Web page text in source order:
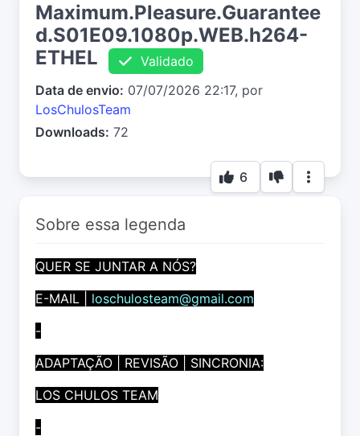
Maximum.Pleasure.Guarantee
d.S01E09.1080p.WEB.h264-
ETHEL
Validado
Data de envio: 07/07/2026 22:17, por
LosChulosTeam
Downloads: 72
6
Sobre essa legenda
QUER SE JUNTAR A NÓS?
E-MAIL |
loschulosteam@gmail.com
-
ADAPTAÇÃO | REVISÃO | SINCRONIA:
LOS CHULOS TEAM
-